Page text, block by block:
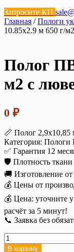
Запросите КП
Главная /Пологи
10.85х2.9 м 650 г/
Полог
м2 с
0 ₽
📏 Полог
Категория:
✅ Гарантия 12
🛡️ Плотность
🚚 Изготовление
💰 Цены от
💰 Цена: уточните
расчёт за 5 минут!
📞 Заявка без
Количество
товара
В корзину